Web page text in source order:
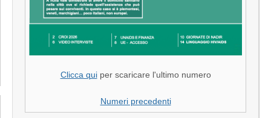
Clicca quiper scaricare l'ultimo numero
Numeri precedenti